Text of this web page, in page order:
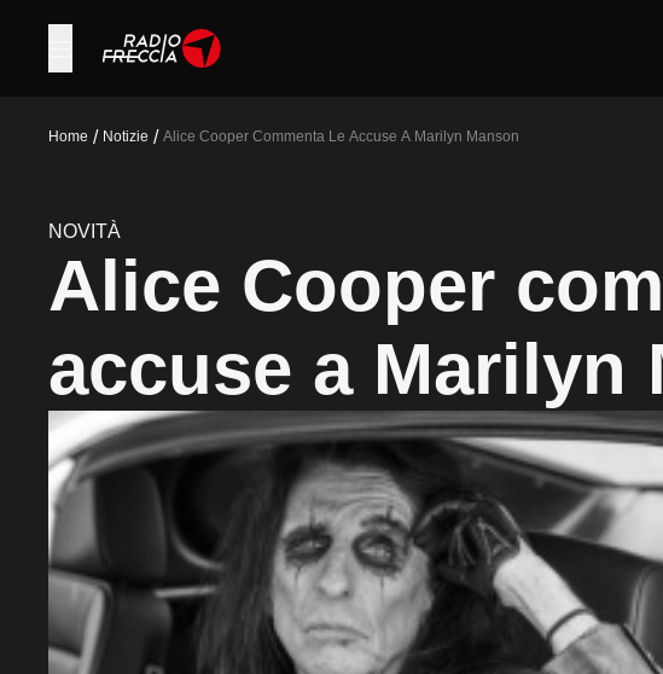
Home / Notizie / Alice Cooper Commenta Le Accuse A Marilyn Manson
NOVITÀ
Alice Cooper
accuse a Marilyn